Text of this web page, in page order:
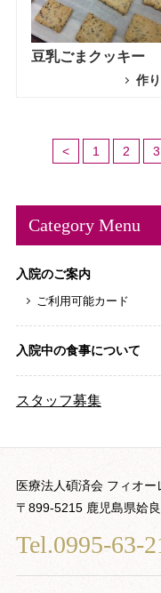
豆乳ごまクッキー
作
< 1 2 3
Category Menu
入院のご案内
ご利用可能カード
入院中の食事について
スタッフ募集
医療法人碩済会 フィオ
〒899-5215 鹿児島県姶
Tel.0995-63-